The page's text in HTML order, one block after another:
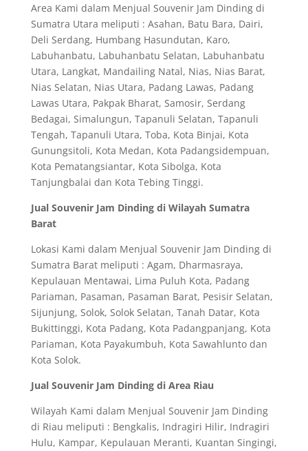
Area Kami dalam Menjual Souvenir Jam Dinding di
Sumatra Utara meliputi : Asahan, Batu Bara, Dairi,
Deli Serdang, Humbang Hasundutan, Karo,
Labuhanbatu, Labuhanbatu Selatan, Labuhanbatu
Utara, Langkat, Mandailing Natal, Nias, Nias Barat,
Nias Selatan, Nias Utara, Padang Lawas, Padang
Lawas Utara, Pakpak Bharat, Samosir, Serdang
Bedagai, Simalungun, Tapanuli Selatan, Tapanuli
Tengah, Tapanuli Utara, Toba, Kota Binjai, Kota
Gunungsitoli, Kota Medan, Kota Padangsidempuan,
Kota Pematangsiantar, Kota Sibolga, Kota
Tanjungbalai dan Kota Tebing Tinggi.
Jual Souvenir Jam Dinding di Wilayah Sumatra
Barat
Lokasi Kami dalam Menjual Souvenir Jam Dinding di
Sumatra Barat meliputi : Agam, Dharmasraya,
Kepulauan Mentawai, Lima Puluh Kota, Padang
Pariaman, Pasaman, Pasaman Barat, Pesisir Selatan,
Sijunjung, Solok, Solok Selatan, Tanah Datar, Kota
Bukittinggi, Kota Padang, Kota Padangpanjang, Kota
Pariaman, Kota Payakumbuh, Kota Sawahlunto dan
Kota Solok.
Jual Souvenir Jam Dinding di Area Riau
Wilayah Kami dalam Menjual Souvenir Jam Dinding
di Riau meliputi : Bengkalis, Indragiri Hilir, Indragiri
Hulu, Kampar, Kepulauan Meranti, Kuantan Singingi,